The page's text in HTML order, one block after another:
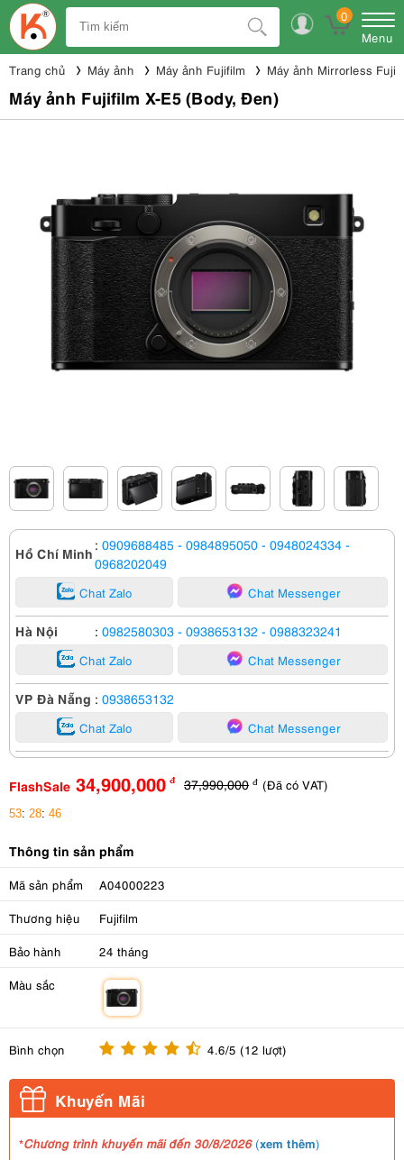
0
Menu
Trang chủ Máy ảnh Máy ảnh Fujifilm Máy ảnh Mirrorless
Máy ảnh Fujifilm X-E5 (Body, Đen)
Hồ Chí Minh : 0909688485 - 0984895050 - 0948024334 -
0968202049
Chat Zalo Chat Messenger
Hà Nội : 0982580303 - 0938653132 - 0988323241
Chat Zalo Chat Messenger
VP Đà Nẵng : 0938653132
Chat Zalo Chat Messenger
FlashSale 34,900,000 đ 37,990,000 đ (Đã có VAT)
53: 28: 45
Thông tin sản phẩm
Mã sản phẩm A04000223
Thương hiệu Fujifilm
Bảo hành 24 tháng
Màu sắc
Bình chọn 4.6/5 (12 lượt)
Khuyến Mãi
*Chương trình khuyến mãi đến 30/8/2026 (xem thêm)